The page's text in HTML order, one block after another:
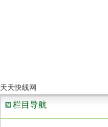
天天快线网
栏目导航